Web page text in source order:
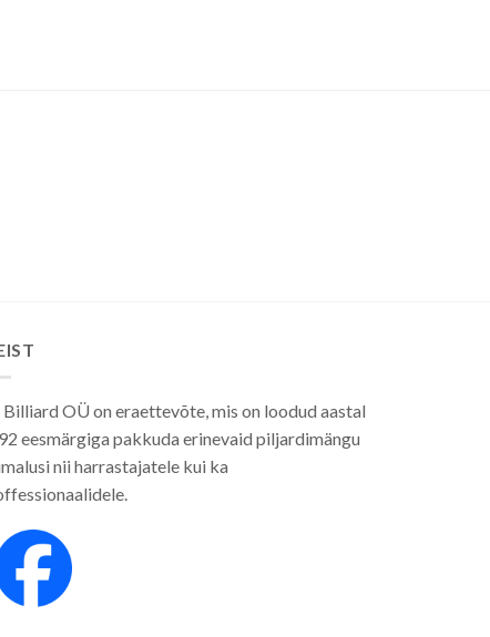
Billiard OÜ on eraettevõte, mis on loodud aastal
eesmärgiga pakkuda erinevaid piljardimängu
nii harrastajatele kui ka